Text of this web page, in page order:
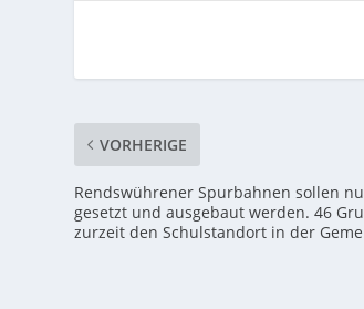
VORHERIGE
Rendswührener Spurbahnen sollen
gesetzt und ausgebaut werden. 46
zurzeit den Schulstandort in der